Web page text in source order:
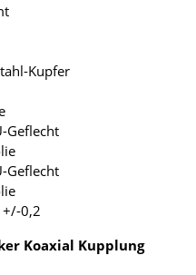
Kupfer
Geflecht
Geflecht
+/-0,2
Koaxial Kupplung